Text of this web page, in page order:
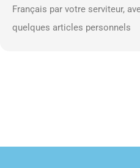
Français par votre serviteur,
quelques articles personnels